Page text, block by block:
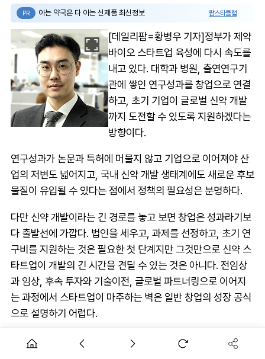
PR 아는 약국은 다 아는 신제품 최신정보 팜스타클럽
[데일리팜=황병우 기자]정부가 제약
바이오 스타트업 육성에 다시 속도를
내고 있다. 대학과 병원, 출연연구기
관에 쌓인 연구성과를 창업으로 연결
하고, 초기 기업이 글로벌 신약 개발
까지 도전할 수 있도록 지원하겠다는
방향이다.
연구성과가 논문과 특허에 머물지 않고 기업으로 이어져야 산
업의 저변도 넓어지고, 국내 신약 개발 생태계에도 새로운 후보
물질이 유입될 수 있다는 점에서 정책의 필요성은 분명하다.
다만 신약 개발이라는 긴 경로를 놓고 보면 창업은 성과라기보
다 출발선에 가깝다. 법인을 세우고, 과제를 선정하고, 초기 연
구비를 지원하는 것은 필요한 첫 단계지만 그것만으로 신약 스
타트업이 개발의 긴 시간을 견딜 수 있는 것은 아니다. 전임상
과 임상, 후속 투자와 기술이전, 글로벌 파트너링으로 이어지
는 과정에서 스타트업이 마주하는 벽은 일반 창업의 성장 공식
으로 설명하기 어렵다.
신약 스타트업은 앱이나 플랫폼 기업처럼 빠르게 서비스를 내